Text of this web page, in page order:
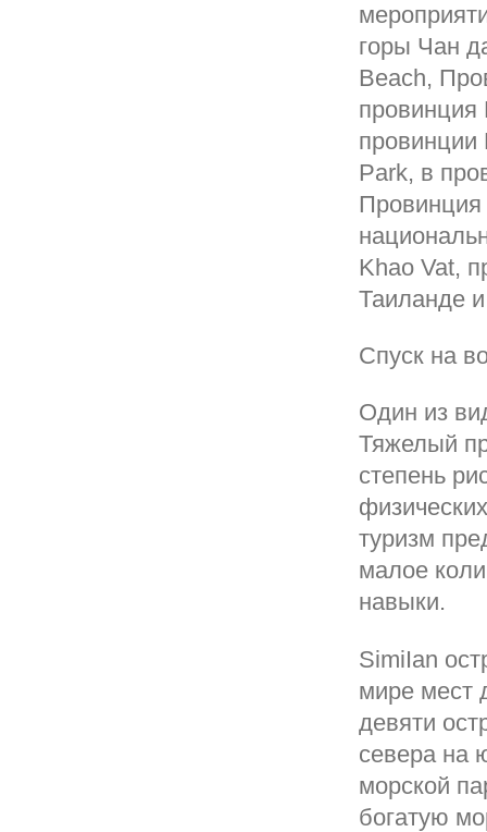
горы Чан
Beach,
провинция
провинции
Park, в
Khao Vat,
Таиланде
Спуск на
Один из
Тяжелый
степень
туризм
малое
навыки.
SimiIan
мире мест
девяти
севера на
морской
богатую